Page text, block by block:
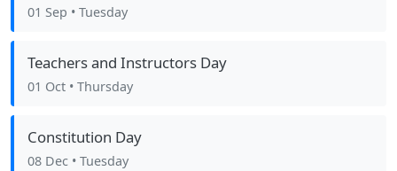
01 Sep • Tuesday
Teachers and Instructors Day
01 Oct • Thursday
Constitution Day
08 Dec • Tuesday